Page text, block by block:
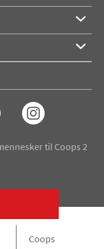
til Coops 2
Coops